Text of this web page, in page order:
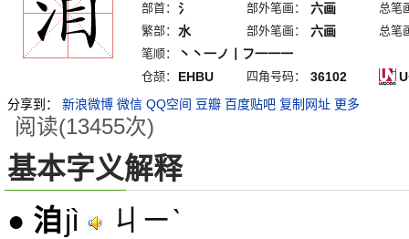
部首： 氵 部外笔画： 六画
总笔
繁部：
水 部外笔画： 六画
总笔
笔顺：
丶丶一ノ丨フ一一一
仓颉： EHBU 四角号码： 36102
分享到：
新浪微博 微信 QQ空间 豆瓣 百度贴吧 复制网址 更多
阅读(13455次)
基本字义解释
● 洎jì ㄐㄧˋ